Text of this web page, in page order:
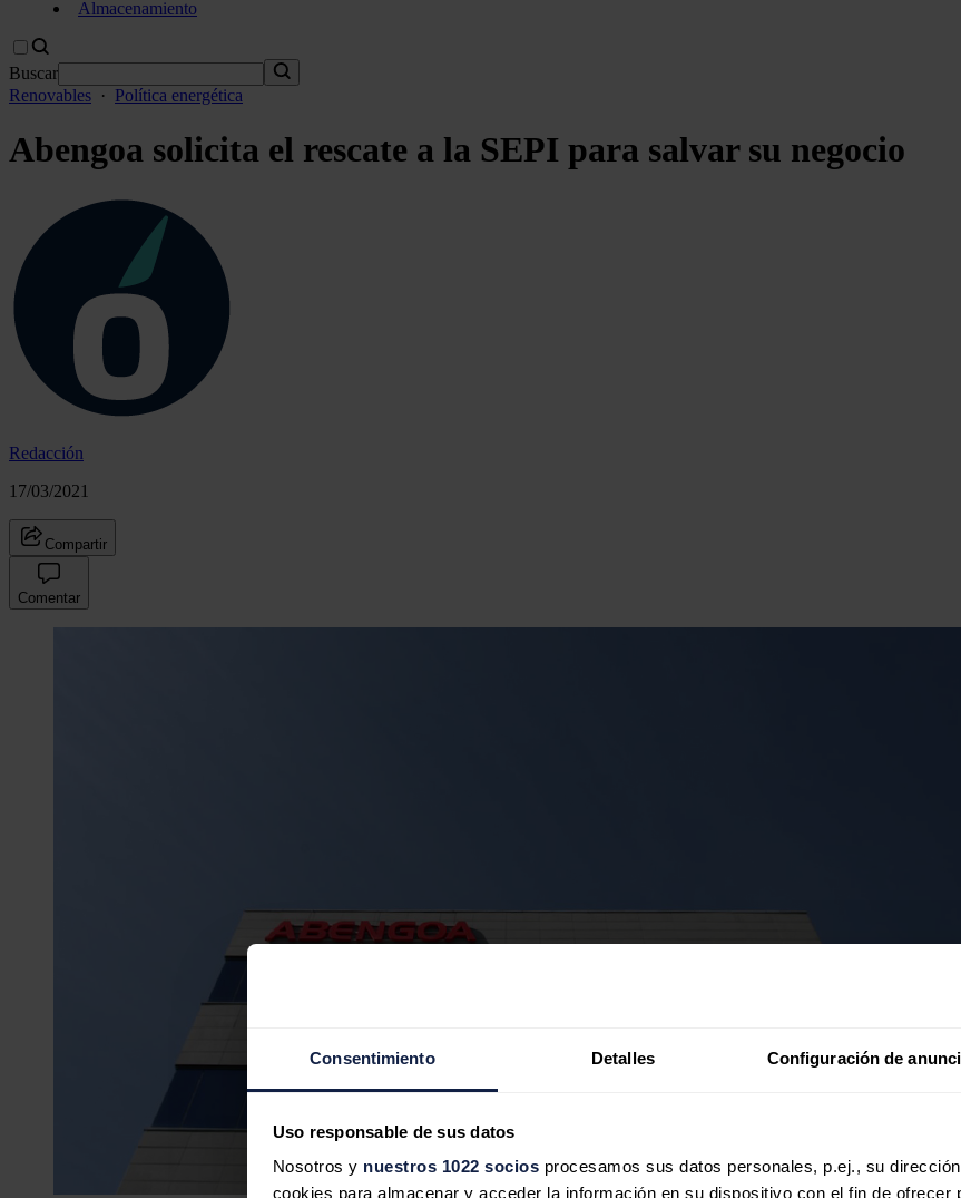
Consentimiento Detalles Configuración de
Uso responsable de sus datos
Nosotros y nuestros 1022 socios procesamos sus datos personales, p.ej., su
cookies para almacenar y acceder la información en su dispositivo con el fin de ofrecer
Almacenamiento
Buscar
Renovables · Política energética
Abengoa solicita el rescate a la SEPI para salvar su negocio
Redacción
17/03/2021
Compartir
Comentar